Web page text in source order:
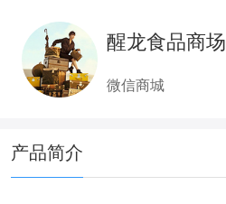
醒龙食品商场
微信商城
产品简介